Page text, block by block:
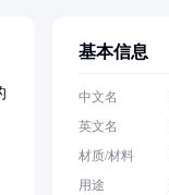
基本信息
中文名
英文名
材质/材料
用途